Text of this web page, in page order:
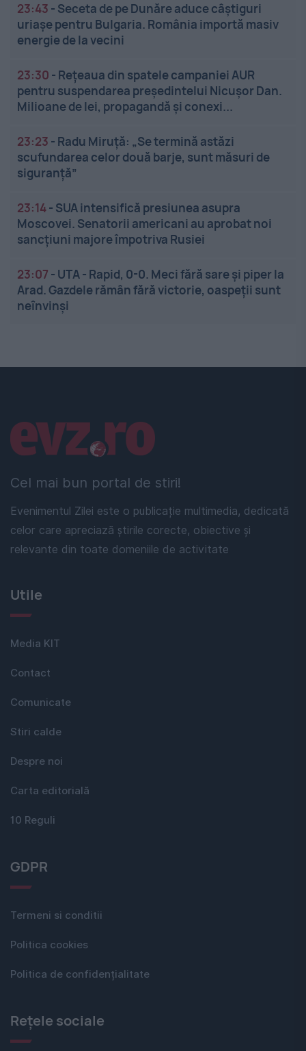
23:43 - Seceta de pe Dunăre aduce câștiguri
uriașe pentru Bulgaria. România importă masiv
energie de la vecini
23:30 - Rețeaua din spatele campaniei AUR
pentru suspendarea președintelui Nicușor Dan.
Milioane de lei, propagandă și conexi...
23:23 - Radu Miruță: „Se termină astăzi
scufundarea celor două barje, sunt măsuri de
siguranţă”
23:14- SUA intensifică presiunea asupra
Moscovei. Senatorii americani au aprobat noi
sancțiuni majore împotriva Rusiei
23:07 - UTA - Rapid, 0-0. Meci fără sare și piper la
Arad. Gazdele rămân fără victorie, oaspeții sunt
neînvinși
Cel mai bun portal de stiri!
Evenimentul Zilei este o publicație multimedia, dedicată
celor care apreciază știrile corecte, obiective și
relevante din toate domeniile de activitate
Linkuri utile
Utile
Media KIT
Contact
Comunicate
Stiri calde
Despre noi
Carta editorială
10 Reguli
GDPR
Termeni si conditii
Politica cookies
Politica de confidențialitate
Rețele sociale